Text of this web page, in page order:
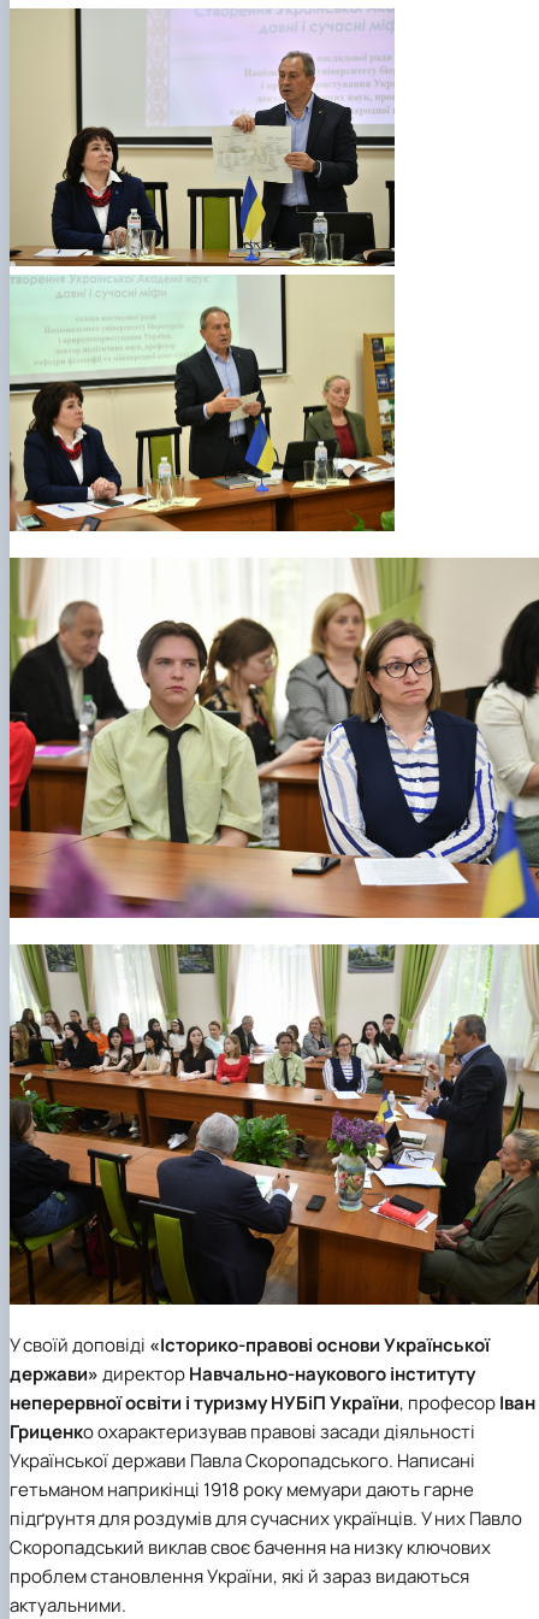
У своїй доповіді «Історико-правові основи Української
держави»директорНавчально-наукового інституту
неперервної освіти і туризмуНУБіП України, професорІван
Гриценко охарактеризував правові засади діяльності
Української держави Павла Скоропадського. Написані
гетьманом наприкінці 1918 року мемуари дають гарне
підґрунтя для роздумів для сучасних українців. У них Павло
Скоропадський виклав своє бачення на низку ключових
проблем становлення України, які й зараз видаються
актуальними.